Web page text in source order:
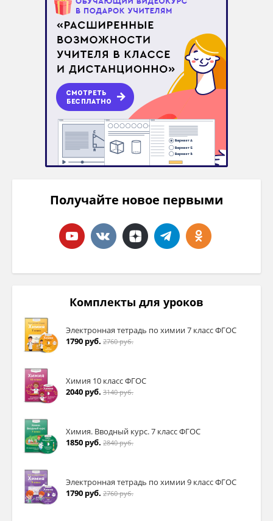
Получайте новое первыми
Комплекты для уроков
Электронная тетрадь по химии 7 класс ФГОС
1790 руб. 2760 руб.
Химия 10 класс ФГОС
2040 руб. 3140 руб.
Химия. Вводный курс. 7 класс ФГОС
1850 руб. 2840 руб.
Электронная тетрадь по химии 9 класс ФГОС
1790 руб. 2760 руб.